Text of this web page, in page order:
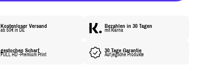
Kostenloser Versand
ab 50€ in DE
Bezahlen in 30 Tagen
mit Klarna
gestochen Scharf
FULL HD -Premium Print
30 Tage Garantie
Auf jegliche Produkte